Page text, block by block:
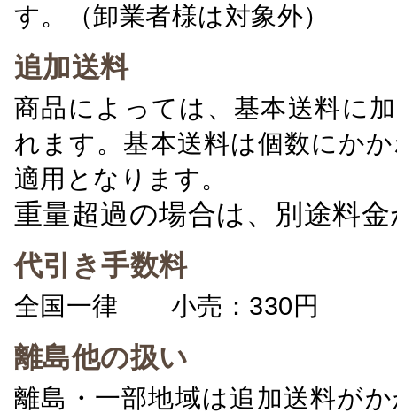
す。（卸業者様は対象外）
追加送料
商品によっては、基本送料に
れます。基本送料は個数にか
適用となります。
重量超過の場合は、別途料
代引き手数料
全国一律 小売：330円 卸
離島他の扱い
離島・一部地域は追加送料が